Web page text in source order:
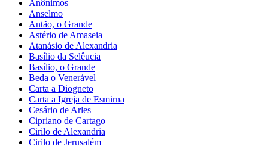
Anônimos
Anselmo
Antão, o Grande
Astério de Amaseia
Atanásio de Alexandria
Basílio da Selêucia
Basílio, o Grande
Beda o Venerável
Carta a Diogneto
Carta a Igreja de Esmirna
Cesário de Arles
Cipriano de Cartago
Cirilo de Alexandria
Cirilo de Jerusalém